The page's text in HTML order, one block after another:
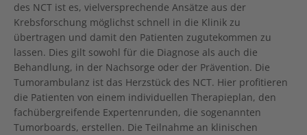
des NCT ist es, vielversprechende Ansätze aus der
Krebsforschung möglichst schnell in die Klinik zu
übertragen und damit den Patienten zugutekommen zu
lassen. Dies gilt sowohl für die Diagnose als auch die
Behandlung, in der Nachsorge oder der Prävention. Die
Tumorambulanz ist das Herzstück des NCT. Hier profitieren
die Patienten von einem individuellen Therapieplan, den
fachübergreifende Expertenrunden, die sogenannten
Tumorboards, erstellen. Die Teilnahme an klinischen